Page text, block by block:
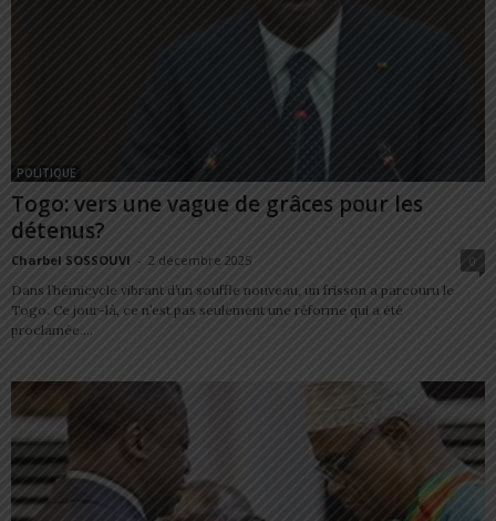
POLITIQUE
Togo: vers une vague de grâces pour les
détenus?
Charbel SOSSOUVI - 2 décembre 2025
0
Dans l’hémicycle vibrant d’un souffle nouveau, un frisson a parcouru le
Togo. Ce jour-là, ce n’est pas seulement une réforme qui a été
proclamée....